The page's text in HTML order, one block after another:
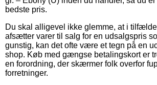
bedste pris.
Du skal alligevel ikke glemme, at i
afsætter varer til salg for en udsalgspris
gunstig, kan det ofte være et tegn på en
shop. Køb med gængse betalingskort er
en forordning, der skærmer folk overfor
forretninger.